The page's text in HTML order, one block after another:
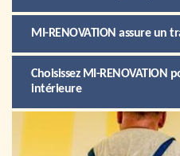
MI-RENOVATION assure un
Choisissez MI-RENOVATION
intérieure